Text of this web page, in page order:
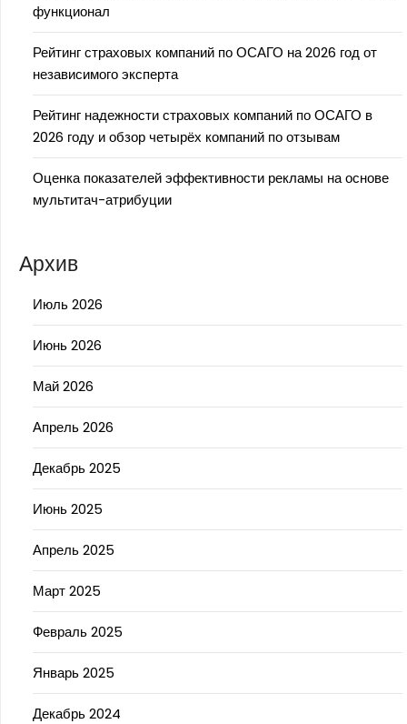
функционал
Рейтинг страховых компаний по ОСАГО на 2026 год от
независимого эксперта
Рейтинг надежности страховых компаний по ОСАГО в
2026 году и обзор четырёх компаний по отзывам
Оценка показателей эффективности рекламы на основе
мультитач-атрибуции
Архив
Июль 2026
Июнь 2026
Май 2026
Апрель 2026
Декабрь 2025
Июнь 2025
Апрель 2025
Март 2025
Февраль 2025
Январь 2025
Декабрь 2024